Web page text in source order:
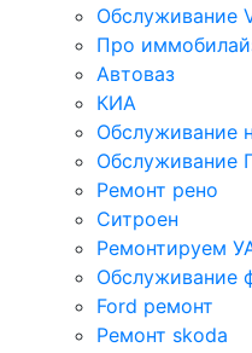
Обслуживание
Про
Автоваз
КИА
Обслуживание
Обслуживание
Ремонт рено
Ситроен
Ремонтируем
Обслуживание
Ford ремонт
Ремонт skoda